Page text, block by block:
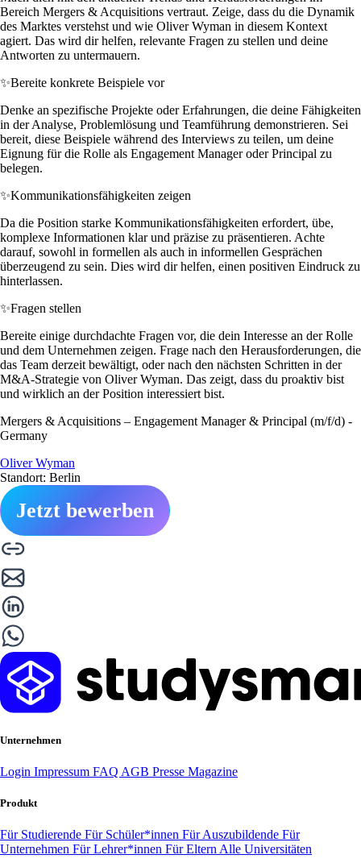
Bereich Mergers & Acquisitions vertraut. Zeige, dass du die Dynamik
des Marktes verstehst und wie Oliver Wyman in diesem Kontext
agiert. Das wird dir helfen, relevante Fragen zu stellen und deine
Antworten zu untermauern.
✨Bereite konkrete Beispiele vor
Denke an spezifische Projekte oder Erfahrungen, die deine Fähigkeiten
in der Analyse, Problemlösung und Teamführung demonstrieren. Sei
bereit, diese Beispiele während des Interviews zu teilen, um deine
Eignung für die Rolle als Engagement Manager oder Principal zu
belegen.
✨Kommunikationsfähigkeiten zeigen
Da die Position starke Kommunikationsfähigkeiten erfordert, übe,
komplexe Informationen klar und präzise zu präsentieren. Achte
darauf, sowohl in formellen als auch in informellen Gesprächen
überzeugend zu sein. Dies wird dir helfen, einen positiven Eindruck zu
hinterlassen.
✨Fragen stellen
Bereite einige durchdachte Fragen vor, die dein Interesse an der Rolle
und dem Unternehmen zeigen. Frage nach den Herausforderungen, die
das Team derzeit bewältigt, oder nach den nächsten Schritten in der
M&A-Strategie von Oliver Wyman. Das zeigt, dass du proaktiv bist
und wirklich an der Position interessiert bist.
Mergers & Acquisitions – Engagement Manager & Principal (m/f/d) -
Germany
Oliver Wyman
Standort: Berlin
Jetzt bewerben
Unternehmen
Login Impressum FAQ AGB Presse Magazine
Produkt
Für Studierende Für Schüler*innen Für Auszubildende Für
Unternehmen Für Lehrer*innen Für Eltern Alle Universitäten